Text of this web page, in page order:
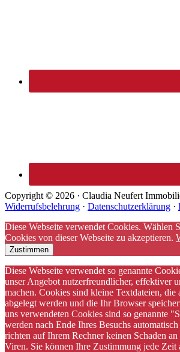
Copyright © 2026 · Claudia Neufert
Widerrufsbelehrung · Datenschutzerklärung ·
Diese Webseite verwendet Cookies. Wählen
Cookies von dieser Webseite zu akzeptieren.
Zustimmen
Diese Webseite verwendet so genannte
unser Angebot nutzerfreundlicher, effektiver
machen. Cookies sind kleine Textdateien, die
abgelegt werden und die Ihr Browser
uns verwendeten Cookies sind so genannte
werden nach Ende Ihres Besuchs
richten auf Ihrem Rechner keinen Schaden
Viren. Sie können Ihre Zustimmung jede Zeit